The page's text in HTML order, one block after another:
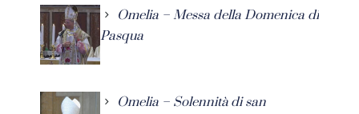
Omelia – Messa della Domenica di
Pasqua
Omelia – Solennità di san